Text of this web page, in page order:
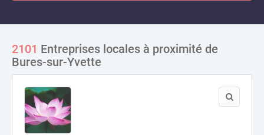
2101 Entreprises locales à proximité de
Bures-sur-Yvette